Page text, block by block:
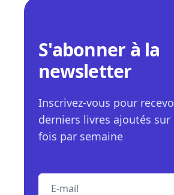
S'abonner à la
newsletter
Inscrivez-vous pour
derniers livres ajoutés
fois par semaine